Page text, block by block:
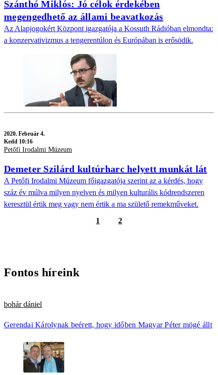
Szánthó Miklós: Jó célok érdekében
megengedhető az állami beavatkozás
Az Alapjogokért Központ igazgatója a Kossuth Rádióban elmondta:
a konzervativizmus a tengerentúlon és Európában is erősödik.
2020. Február 4.
Kedd 10:16
Petőfi Irodalmi Múzeum
Demeter Szilárd kultúrharc helyett munkát lát
A Petőfi Irodalmi Múzeum főigazgatója szerint az a kérdés, hogy
száz év múlva milyen nyelven és milyen kulturális kódrendszeren
keresztül értik meg vagy nem értik a ma születő remekműveket.
1
2
Fontos híreink
bohár dániel
Gerendai Károlynak beérett, hogy időben Magyar Péter mögé állt